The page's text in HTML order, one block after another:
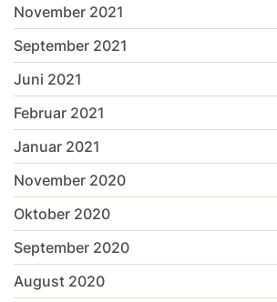
November 2021
September 2021
Juni 2021
Februar 2021
Januar 2021
November 2020
Oktober 2020
September 2020
August 2020